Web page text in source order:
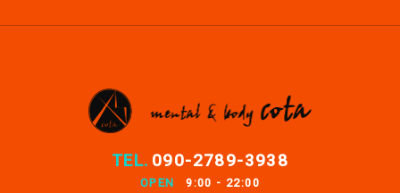
TEL. 090-2789-3938
OPEN 9:00 - 22:00